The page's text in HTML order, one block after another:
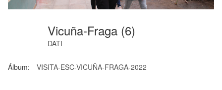
Vicuña-Fraga (6)
DATI
Álbum: VISITA-ESC-VICUÑA-FRAGA-2022